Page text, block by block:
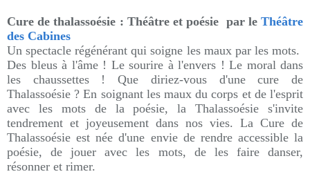
Cure de thalassoésie : Théâtre et poésie par le Théâtre
des Cabines
Un spectacle régénérant qui soigne les maux par les mots.
Des bleus à l'âme ! Le sourire à l'envers ! Le moral dans
les chaussettes ! Que diriez-vous d'une cure de
Thalassoésie ? En soignant les maux du corps et de l'esprit
avec les mots de la poésie, la Thalassoésie s'invite
tendrement et joyeusement dans nos vies. La Cure de
Thalassoésie est née d'une envie de rendre accessible la
poésie, de jouer avec les mots, de les faire danser,
résonner et rimer.